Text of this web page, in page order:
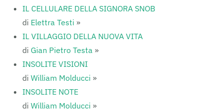
IL CELLULARE DELLA SIGNORA SNOB
di Elettra Testi »
IL VILLAGGIO DELLA NUOVA VITA
di Gian Pietro Testa »
INSOLITE VISIONI
di William Molducci »
INSOLITE NOTE
di William Molducci »